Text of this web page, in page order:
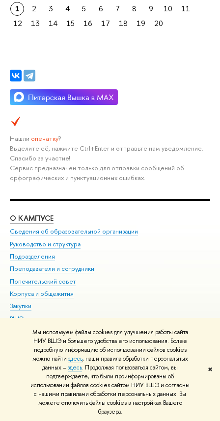
Мы используем файлы cookies для улучшения работы сайта
НИУ ВШЭ и большего удобства его использования. Более
подробную информацию об использовании файлов cookies
можно найти здесь, наши правила обработки персональных
данных –здесь. Продолжая пользоваться сайтом, вы
подтверждаете, что были проинформированы об
использовании файлов cookies сайтом НИУ ВШЭ и согласны
с нашими правилами обработки персональных данных. Вы
можете отключить файлы cookies в настройках Вашего
браузера.
✖
1 2 3 4 5 6 7 8 9 10
11
12
13 14 15 16 17 18 19 20
Нашли опечатку?
Выделите её, нажмите Ctrl+Enter и отправьте нам уведомление.
Спасибо за участие!
Сервис предназначен только для отправки сообщений об
орфографических и пунктуационных ошибках.
О КАМПУСЕ
Сведения об образовательной организации
Руководство и структура
Подразделения
Преподаватели и сотрудники
Попечительский совет
Корпуса и общежития
Закупки
ВШЭ для студентов с ограниченными возможностями
здоровья и инвалидностью
Версия для слабовидящих
Единая платежная страница
© НИУ ВШЭ 1993–2026 Адреса и контакты Условия использования
материалов Политика конфиденциальности Карта сайта
Шрифты HSE Sans и HSE Slab разработаны вШколе дизайна НИУ ВШЭ